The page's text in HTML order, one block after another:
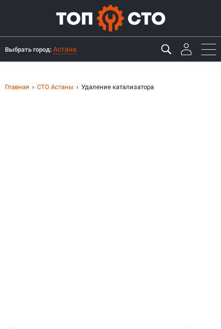
Выбрать город: Астана
Главная СТО Астаны Удаление катализатора